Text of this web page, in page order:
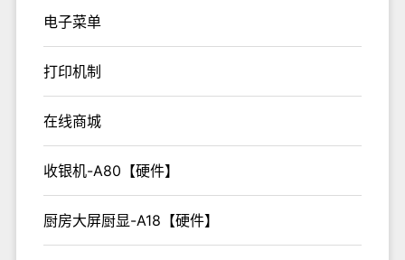
电子菜单
打印机制
在线商城
收银机-A80【硬件】
厨房大屏厨显-A18【硬件】